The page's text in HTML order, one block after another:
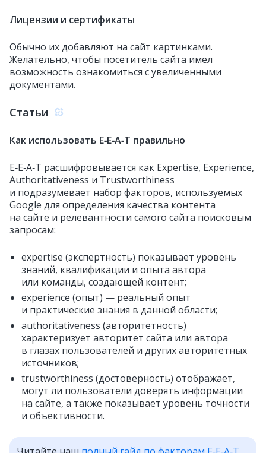
Лицензии и сертификаты
Обычно их добавляют на сайт картинками.
Желательно, чтобы посетитель сайта имел
возможность ознакомиться с увеличенными
документами.
Статьи
Как использовать E‑E‑A‑T правильно
E‑E‑A‑T расшифровывается как Expertise, Experience,
Authoritativeness и Trustworthiness
и подразумевает набор факторов, используемых
Google для определения качества контента
на сайте и релевантности самого сайта поисковым
запросам:
expertise (экспертность) показывает уровень
знаний, квалификации и опыта автора
или команды, создающей контент;
experience (опыт) — реальный опыт
и практические знания в данной области;
authoritativeness (авторитетность)
характеризует авторитет сайта или автора
в глазах пользователей и других авторитетных
источников;
trustworthiness (достоверность) отображает,
могут ли пользователи доверять информации
на сайте, а также показывает уровень точности
и объективности.